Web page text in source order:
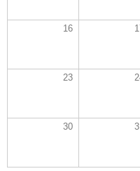
16
23
30